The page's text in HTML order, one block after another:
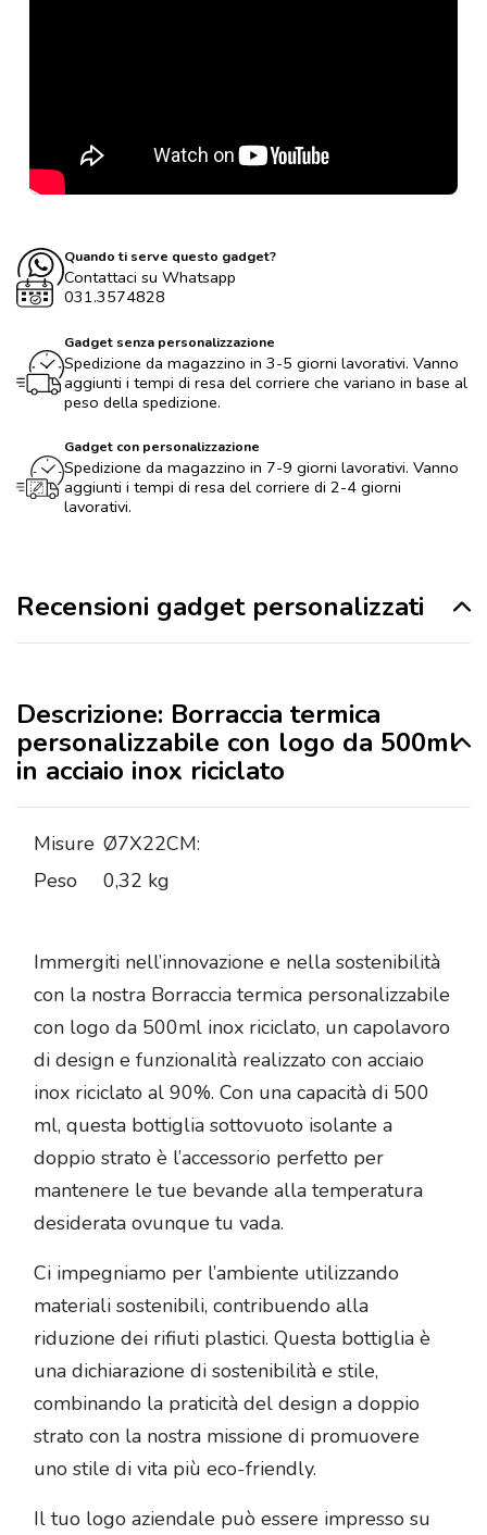
Quando ti serve questo gadget?
Contattaci su Whatsapp
031.3574828
Gadget senza personalizzazione
Spedizione da magazzino in 3-5 giorni lavorativi. Vanno
aggiunti i tempi di resa del corriere che variano in base al
peso della spedizione.
Gadget con personalizzazione
Spedizione da magazzino in 7-9 giorni lavorativi. Vanno
aggiunti i tempi di resa del corriere di 2-4 giorni
lavorativi.
Recensioni gadget personalizzati
Descrizione: Borraccia termica
personalizzabile con logo da 500ml
in acciaio inox riciclato
Misure Ø7X22CM:
Peso
0,32 kg
Immergiti nell’innovazione e nella sostenibilità
con la nostra Borraccia termica personalizzabile
con logo da 500ml inox riciclato, un capolavoro
di design e funzionalità realizzato con acciaio
inox riciclato al 90%. Con una capacità di 500
ml, questa bottiglia sottovuoto isolante a
doppio strato è l’accessorio perfetto per
mantenere le tue bevande alla temperatura
desiderata ovunque tu vada.
Ci impegniamo per l’ambiente utilizzando
materiali sostenibili, contribuendo alla
riduzione dei rifiuti plastici. Questa bottiglia è
una dichiarazione di sostenibilità e stile,
combinando la praticità del design a doppio
strato con la nostra missione di promuovere
uno stile di vita più eco-friendly.
Il tuo logo aziendale può essere impresso su